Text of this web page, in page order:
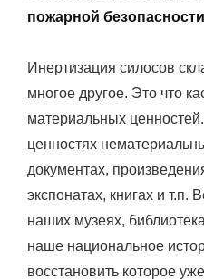
пожарной безопасности
Инертизация силосов
многое другое. Это что
материальных
ценностях
документах,
экспонатах, книгах и т.п.
наших музеях,
наше национальное
восстановить которое